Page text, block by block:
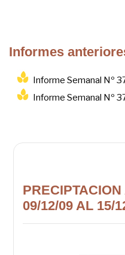
Informes
Informe Semanal Nº
Informe Semanal Nº
09/12/09 AL 15/